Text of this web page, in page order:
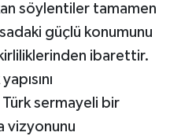
söylentiler tamamen
güçlü konumunu
ibarettir.
sermayeli bir
vizyonunu